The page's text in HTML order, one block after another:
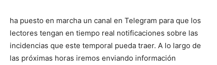
ha puesto en marcha un canal en Telegram para que los
lectores tengan en tiempo real notificaciones sobre las
incidencias que este temporal pueda traer. A lo largo de
las próximas horas iremos enviando información